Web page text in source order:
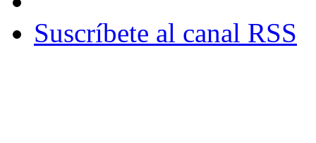
Suscríbete al canal RSS